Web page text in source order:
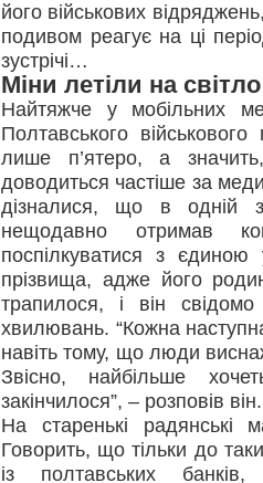
його військових
подивом реагує на ці
зустрічі…
Міни летіли на світло
Найтяжче у мобільних
Полтавського
лише п’ятеро, а
доводиться частіше за
дізналися, що в одній
нещодавно отримав
поспілкуватися з
прізвища, адже його
трапилося, і він
хвилювань. “Кожна
навіть тому, що люди
Звісно, найбільше
закінчилося”, – розповів він.
На старенькі радянські
Говорить, що тільки до
із полтавських